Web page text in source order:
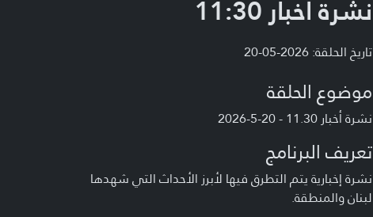
نشرة أخبار 11:30
تاريخ الحلقة: 2026-05-20
موضوع الحلقة
نشرة أخبار 11.30 - 20-5-2026
تعريف البرنامج
نشرة إخبارية يتم التطرق فيها لأبرز الأحداث التي شهدها
لبنان والمنطقة.